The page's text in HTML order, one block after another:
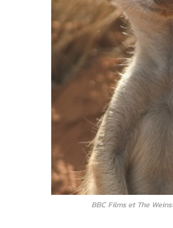
BBC Films et The